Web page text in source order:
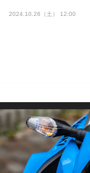
2024.10.26（土） 12:00